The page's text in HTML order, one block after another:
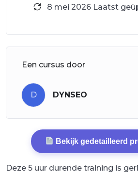
8 mei 2026 Laatst
Een cursus door
D DYNSEO
Bekijk gedetailleerd
Deze 5 uur durende training is